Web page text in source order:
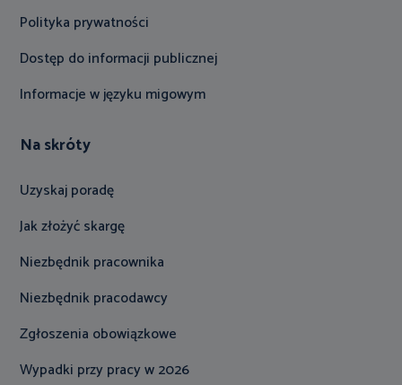
Polityka prywatności
Dostęp do informacji publicznej
Informacje w języku migowym
Na skróty
Uzyskaj poradę
Jak złożyć skargę
Niezbędnik pracownika
Niezbędnik pracodawcy
Zgłoszenia obowiązkowe
Wypadki przy pracy w 2026